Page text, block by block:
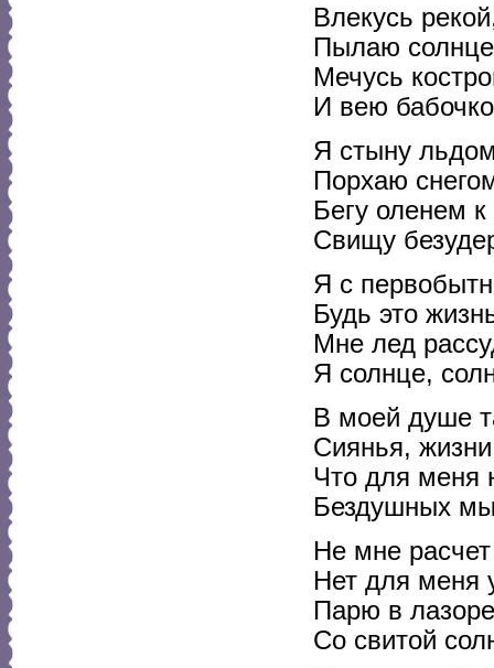
Влекусь
Пылаю
Мечусь
И вею
Я стыну
Порхаю
Бегу оленем
Свищу
Я с
Будь это
Мне лед
Я солнце,
В моей душе
Сиянья,
Что для меня
Бездушных
Не мне
Нет для меня
Парю в
Со свитой